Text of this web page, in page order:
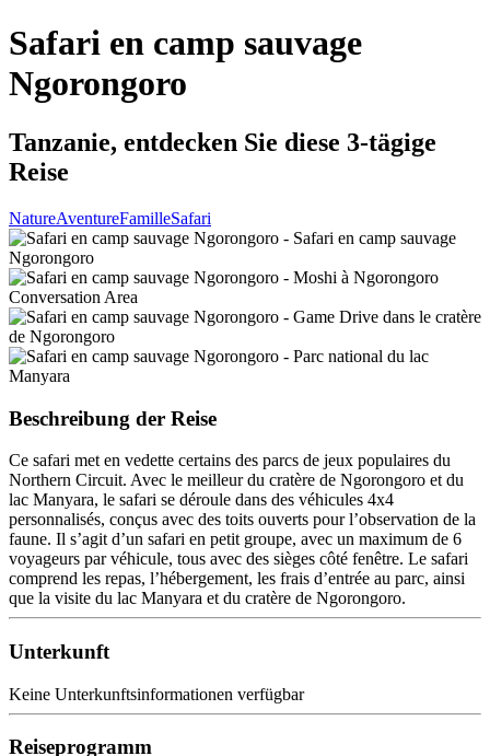
Safari en camp sauvage
Ngorongoro
Tanzanie, entdecken Sie diese 3-tägige
Reise
NatureAventureFamilleSafari
Beschreibung der Reise
Ce safari met en vedette certains des parcs de jeux populaires du
Northern Circuit. Avec le meilleur du cratère de Ngorongoro et du
lac Manyara, le safari se déroule dans des véhicules 4x4
personnalisés, conçus avec des toits ouverts pour l’observation de la
faune. Il s’agit d’un safari en petit groupe, avec un maximum de 6
voyageurs par véhicule, tous avec des sièges côté fenêtre. Le safari
comprend les repas, l’hébergement, les frais d’entrée au parc, ainsi
que la visite du lac Manyara et du cratère de Ngorongoro.
Unterkunft
Keine Unterkunftsinformationen verfügbar
Reiseprogramm